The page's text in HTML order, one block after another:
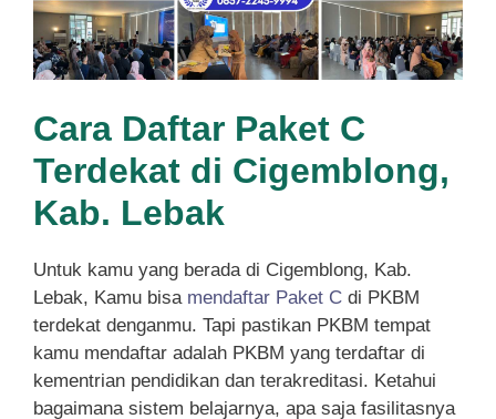
Cara Daftar Paket C
Terdekat di Cigemblong,
Kab. Lebak
Untuk kamu yang berada di Cigemblong, Kab.
Lebak, Kamu bisa mendaftar Paket C di PKBM
terdekat denganmu. Tapi pastikan PKBM tempat
kamu mendaftar adalah PKBM yang terdaftar di
kementrian pendidikan dan terakreditasi. Ketahui
bagaimana sistem belajarnya, apa saja fasilitasnya